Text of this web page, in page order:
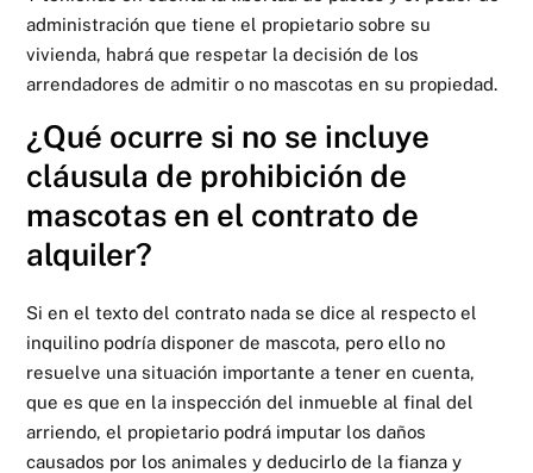
administración que tiene el propietario sobre su
vivienda, habrá que respetar la decisión de los
arrendadores de admitir o no mascotas en su propiedad.
¿Qué ocurre si no se incluye
cláusula de prohibición de
mascotas en el contrato de
alquiler?
Si en el texto del contrato nada se dice al respecto el
inquilino podría disponer de mascota, pero ello no
resuelve una situación importante a tener en cuenta,
que es que en la inspección del inmueble al final del
arriendo, el propietario podrá imputar los daños
causados por los animales y deducirlo de la fianza y